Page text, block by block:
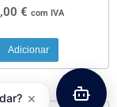
€ com IVA
Adicionar
×